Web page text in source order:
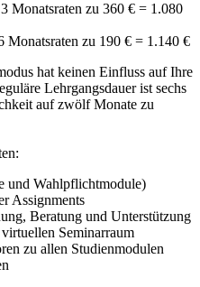
Monatsraten zu 360 € = 1.080
Monatsraten zu 190 € = 1.140 €
hat keinen Einfluss auf Ihre
Lehrgangsdauer ist sechs
auf zwölf Monate zu
und Wahlpflichtmodule)
Assignments
Beratung und Unterstützung
Seminarraum
zu allen Studienmodulen